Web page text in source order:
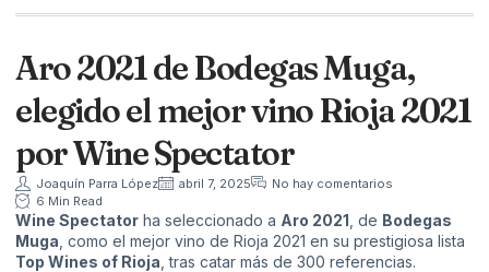
Aro 2021 de Bodegas Muga,
elegido el mejor vino Rioja 2021
por Wine Spectator
Joaquín Parra López abril 7, 2025
No hay comentarios
6 Min Read
Wine Spectator ha seleccionado a Aro 2021 , de Bodegas
Muga , como el mejor vino de Rioja 2021 en su prestigiosa lista
Top Wines of Rioja , tras catar más de 300 referencias.